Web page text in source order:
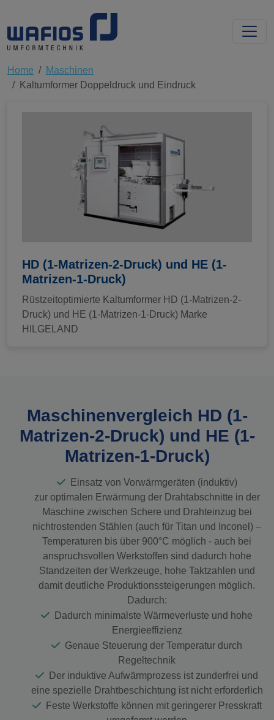
Home
Maschinen
Kaltumformer Doppeldruck und Eindruck
HD (1-Matrizen-2-Druck) und HE (1-
Matrizen-1-Druck)
Rüstzeitoptimierte Kaltumformer HD (1-Matrizen-2-
Druck) und HE (1-Matrizen-1-Druck) Marke
HILGELAND
Maschinenvergleich HD (1-
Matrizen-2-Druck) und HE (1-
Matrizen-1-Druck)
Einsatz von Vorwärmgeräten (induktiv)
zur optimalen Erwärmung der Drahtabschnitte in der
Maschine zwischen Schere und Drahteinzug bei
nichtrostenden Stählen (auch für Titan und Inconel) –
Temperaturen bis über 900°C möglich - auch bei
anspruchsvollen Werkstoffen sind dadurch hohe
Standzeiten der Werkzeuge, hohe Taktzahlen und
damit deutliche Produktionssteigerungen möglich.
Dadurch:
Dadurch minimalste Wärmeverluste und hohe
Energieeffizienz
Genaue Steuerung der Temperatur durch
Regeltechnik
Der induktive Aufwärmprozess ist zunderfrei und
eine spezielle Drahtbeschichtung ist nicht erforderlich
Feste Werkstoffe können mit geringerer Presskraft